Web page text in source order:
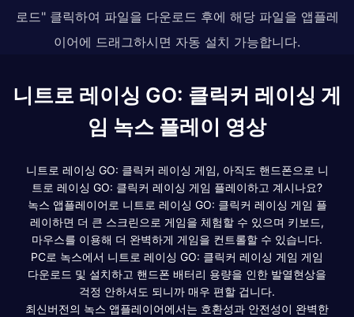
로드" 클릭하여 파일을 다운로드 후에 해당 파일을 앱플레
이어에 드래그하시면 자동 설치 가능합니다.
니트로 레이싱 GO: 클릭커 레이싱 게
임 녹스 플레이 영상
니트로 레이싱 GO: 클릭커 레이싱 게임, 아직도 핸드폰으로 니
트로 레이싱 GO: 클릭커 레이싱 게임 플레이하고 계시나요?
녹스 앱플레이어로 니트로 레이싱 GO: 클릭커 레이싱 게임 플
레이하면 더 큰 스크린으로 게임을 체험할 수 있으며 키보드,
마우스를 이용해 더 완벽하게 게임을 컨트롤할 수 있습니다.
PC로 녹스에서 니트로 레이싱 GO: 클릭커 레이싱 게임 게임
다운로드 및 설치하고 핸드폰 배터리 용량을 인한 발열현상을
걱정 안하셔도 되니까 매우 편할 겁니다.
최신버전의 녹스 앱플레이어에서는 호환성과 안전성이 완벽한